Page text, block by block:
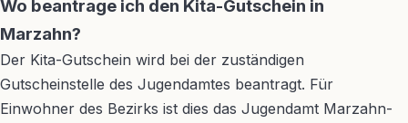
Wo beantrage ich den Kita-Gutschein in
Marzahn?
Der Kita-Gutschein wird bei der zuständigen
Gutscheinstelle des Jugendamtes beantragt. Für
Einwohner des Bezirks ist dies das Jugendamt Marzahn-